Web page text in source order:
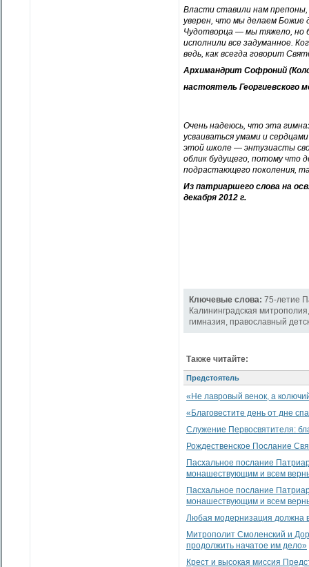
Власти ставили нам препоны,
уверен, что мы делаем Божие
Чудотворца — мы тяжело, но
исполнили все задуманное.
ведь, как всегда говорит
Архимандрит Софроний
настоятель Георгиевского
Очень надеюсь, что эта
усваиваться умами и
этой школе — энтузиасты
облик будущего, потому что
подрастающего поколения,
Из патриаршего слова на
декабря 2012 г.
Ключевые слова: 75-летие
Калининградская митрополия
гимназия, православный
Также читайте:
Предстоятель
«Не лавровый венок, а
«Благовестите день от дне
Служение Первосвятителя:
Рождественское Послание
Пасхальное послание
монашествующим и всем
Пасхальное послание
монашествующим и всем
Любая модернизация должна
Митрополит Смоленский и
продолжить начатое им дело»
Крест и высокая миссия